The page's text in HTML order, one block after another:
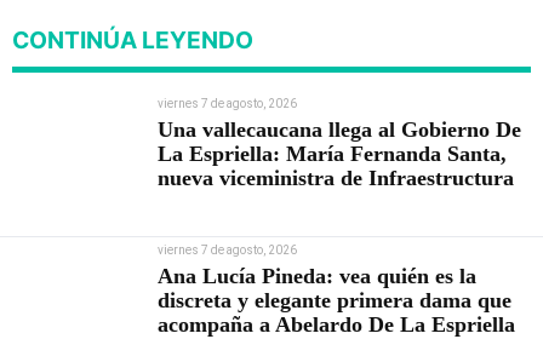
CONTINÚA LEYENDO
viernes 7 de agosto, 2026
Una vallecaucana llega al Gobierno De
La Espriella: María Fernanda Santa,
nueva viceministra de Infraestructura
viernes 7 de agosto, 2026
Ana Lucía Pineda: vea quién es la
discreta y elegante primera dama que
acompaña a Abelardo De La Espriella